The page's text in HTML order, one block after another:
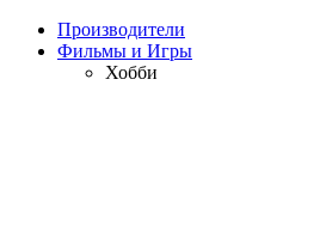
Производители
Фильмы и Игры
Хобби